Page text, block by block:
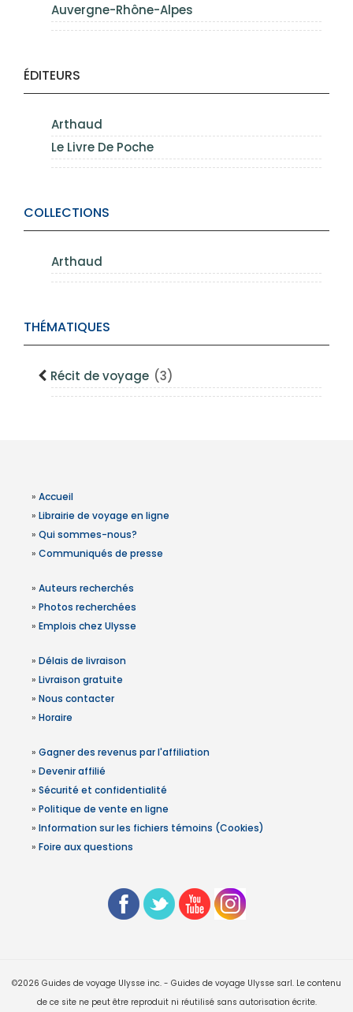
Auvergne-Rhône-Alpes
ÉDITEURS
Arthaud
Le Livre De Poche
COLLECTIONS
Arthaud
THÉMATIQUES
Récit de voyage (3)
» Accueil
» Librairie de voyage en ligne
» Qui sommes-nous?
» Communiqués de presse
» Auteurs recherchés
» Photos recherchées
» Emplois chez Ulysse
» Délais de livraison
» Livraison gratuite
» Nous contacter
» Horaire
» Gagner des revenus par l'affiliation
» Devenir affilié
» Sécurité et confidentialité
» Politique de vente en ligne
» Information sur les fichiers témoins (Cookies)
» Foire aux questions
©2026 Guides de voyage Ulysse inc. - Guides de voyage Ulysse sarl. Le contenu
de ce site ne peut être reproduit ni réutilisé sans autorisation écrite.